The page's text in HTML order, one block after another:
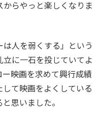
らやっと楽しくなりま
人を弱くする」という
に一石を投じていてよ
映画を求めて興行成績
て映画をよくしている
思いました。